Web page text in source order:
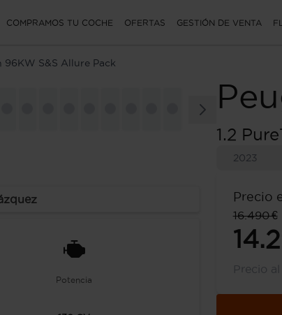
COMPRAMOS TU COCHE OFERTAS GESTIÓN DE VENTA
96KW S&S Allure Pack
1.2
2023
Precio
16.490 €
Precio
Potencia